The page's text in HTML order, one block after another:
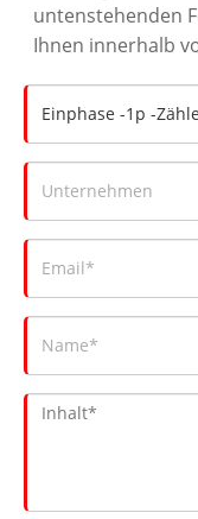
untenstehenden
Ihnen innerhalb